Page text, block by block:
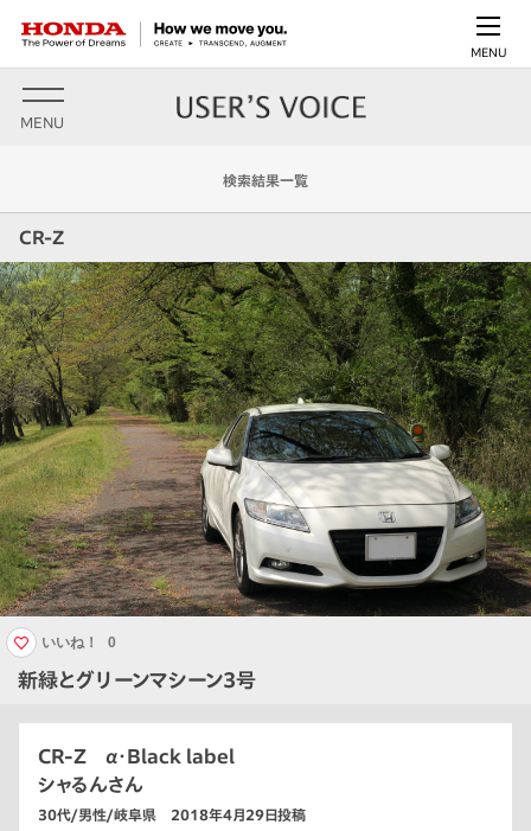
MENU
MENU
検索結果一覧
CR-Z
新緑とグリーンマシーン3号
いいね！ 0
CR-Z α・Black label
シャるんさん
30代/男性/岐阜県 2018年4月29日投稿